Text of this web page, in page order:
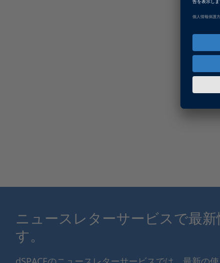
ニュースレターサービスで最
す。